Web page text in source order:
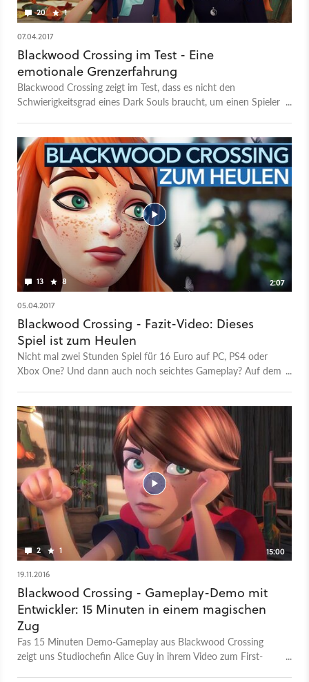
20 1
07.04.2017
Blackwood Crossing im Test - Eine
emotionale Grenzerfahrung
Blackwood Crossing zeigt im Test, dass es nicht den
Schwierigkeitsgrad eines Dark Souls braucht, um einen Spieler
13 8
2:07
05.04.2017
Blackwood Crossing - Fazit-Video: Dieses
Spiel ist zum Heulen
Nicht mal zwei Stunden Spiel für 16 Euro auf PC, PS4 oder
Xbox One? Und dann auch noch seichtes Gameplay? Auf dem
durchgespielt und am Ende liefen die Tränen. Und wenn es ein
Spiel schafft, uns zum Weinen zu bringen, dann kann es nicht
schlecht sein. Und dann rücken auch solche Argumente wie
Spielzeit und Preis weit in den Hintergrund. In diesem Video
stellt Redakteur Christian Fritz Schneider das Spiel mit einigen
Gameplay-Szenen vor und versucht, sich dabei mit Spoilern so
weit es geht bedeckt zu halten. Blackwood Crossing ist seit
dem 4. April auf PC und Konsole zum Download verfügbar
und wurde von PaperSeven entwickelt.
2 1
15:00
19.11.2016
Blackwood Crossing - Gameplay-Demo mit
Entwickler: 15 Minuten in einem magischen
Zug
Fas 15 Minuten Demo-Gameplay aus Blackwood Crossing
zeigt uns Studiochefin Alice Guy in ihrem Video zum First-